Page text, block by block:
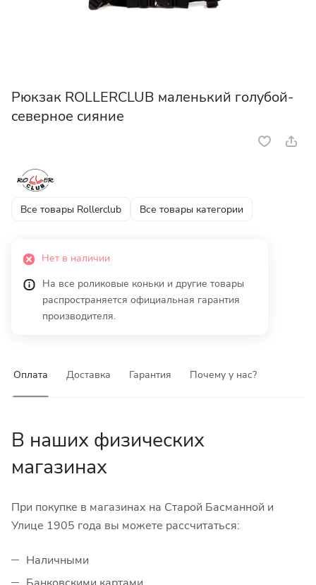
Рюкзак ROLLERCLUB маленький голубой-
северное сияние
Все товары Rollerclub Все товары категории
Нет в наличии
На все роликовые коньки и другие товары
распространяется официальная гарантия
производителя.
Оплата Доставка Гарантия Почему у нас?
В наших физических
магазинах
При покупке в магазинах на Старой Басманной и
Улице 1905 года вы можете рассчитаться:
Наличными